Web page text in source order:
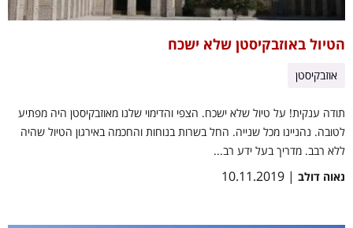
הטיול באוזבקיסטן שלא ישכח
אוזבקיסטן
תודה ענקית! על טיול שלא ישכח. הצפי והדימוי שלנו מאוזבקיסטן היה מפתיע
לטובה. נהניינו מכל שנייה. החל בשרות בנוחות והחכמה באירגון הטיול שהיה
ללא רבב. מדריך בעל ידע רב...
נאוה דולב | 10.11.2019